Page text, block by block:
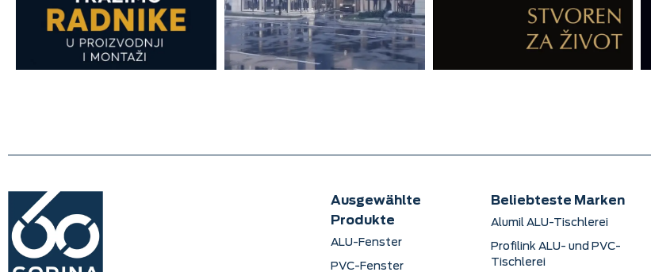
Ausgewählte
Produkte
ALU-Fenster
PVC-Fenster
Beliebteste Marken
Alumil ALU-Tischlerei
Profilink ALU- und PVC-
Tischlerei